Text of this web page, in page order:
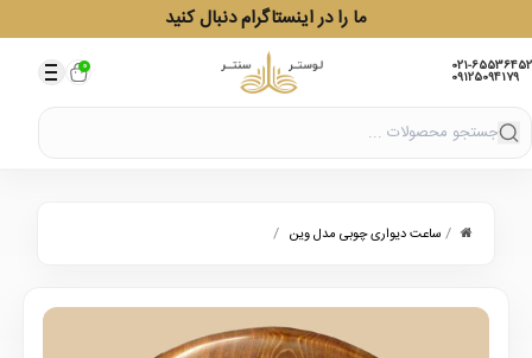
ما را در اینستاگرام دنبال کنید
021-65536452
09125094179
0
/ ساعت دیواری چوبی مدل وین /